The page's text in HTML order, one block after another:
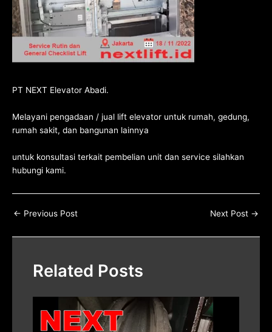
PT NEXT Elevator Abadi.
Melayani pengadaan / jual lift elevator untuk rumah, gedung,
rumah sakit, dan bangunan lainnya
untuk konsultasi terkait pembelian unit dan service silahkan
hubungi kami.
← Previous Post Next Post →
Related Posts